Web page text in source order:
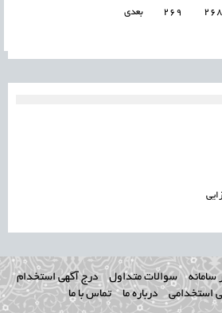
268
269 بعدی
سامانه سوالات متداول
درج آگهی استخدام
استخدامی
درباره ما تماس با ما